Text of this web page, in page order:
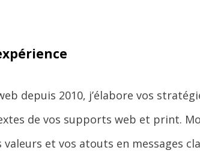
depuis 2010, j’élabore vos
de vos supports web et print.
et vos atouts en messages